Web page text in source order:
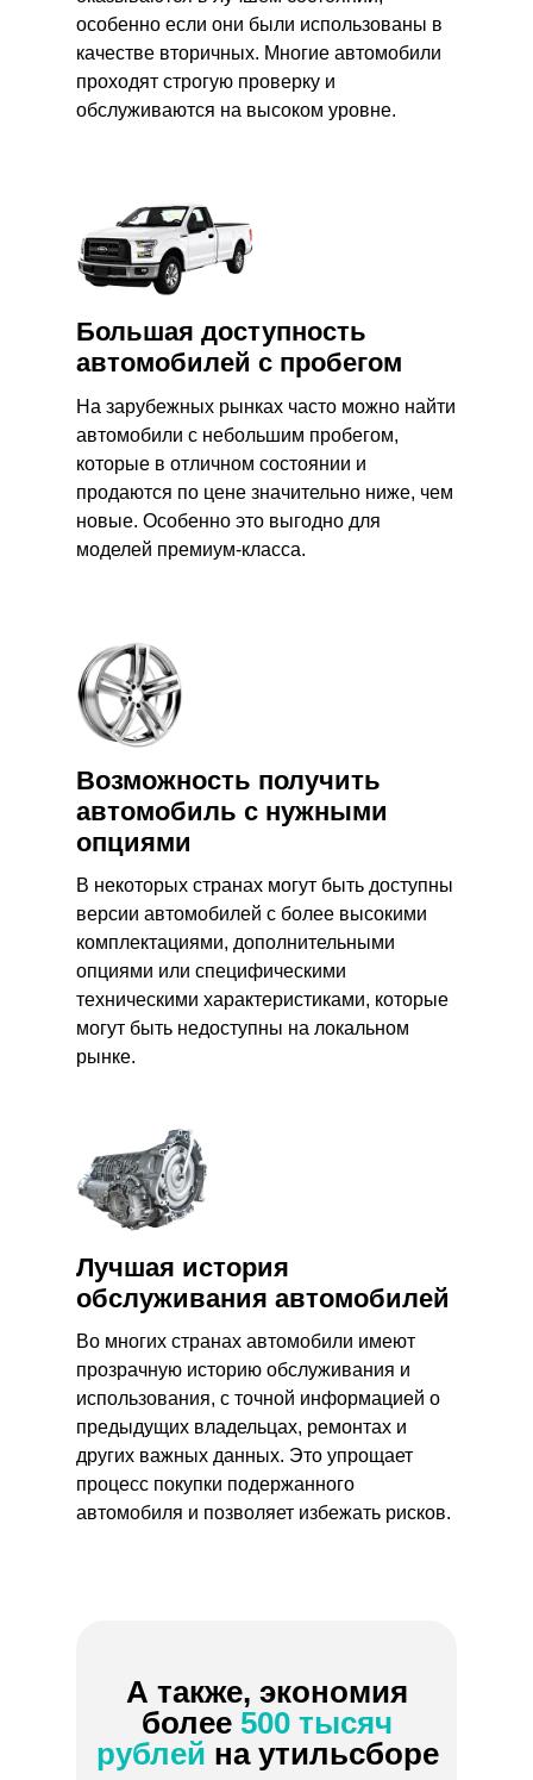
Большая доступность
автомобилей с пробегом
А также, экономия
более 500 тысяч
рублей на утильсборе
Возможность получить
автомобиль с нужными
опциями
Лучшая история
обслуживания автомобилей
Во многих странах автомобили имеют
прозрачную историю обслуживания и
использования, с точной информацией о
предыдущих владельцах, ремонтах и
других важных данных. Это упрощает
процесс покупки подержанного
автомобиля и позволяет избежать рисков.
В некоторых странах могут быть доступны
версии автомобилей с более высокими
комплектациями, дополнительными
опциями или специфическими
техническими характеристиками, которые
могут быть недоступны на локальном
рынке.
На зарубежных рынках часто можно найти
автомобили с небольшим пробегом,
которые в отличном состоянии и
продаются по цене значительно ниже, чем
новые. Особенно это выгодно для
моделей премиум-класса.
особенно если они были использованы в
качестве вторичных. Многие автомобили
проходят строгую проверку и
обслуживаются на высоком уровне.